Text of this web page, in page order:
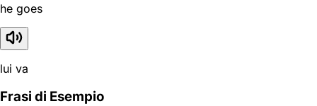
he goes
lui va
Frasi di Esempio